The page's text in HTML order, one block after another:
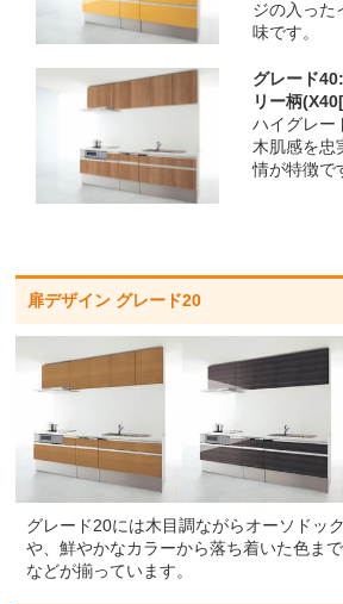
ジの入った
味です。
グレード
リー柄
ハイグレー
木肌感を忠
情が特徴で
扉デザイン グレード20
グレード20には木目調ながらオーソドッ
や、鮮やかなカラーから落ち着いた色ま
などが揃っています。